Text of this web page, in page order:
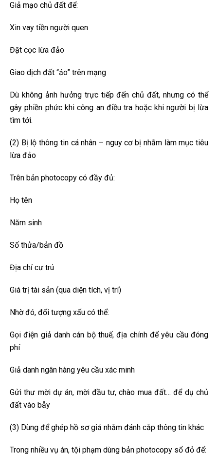
Giả mạo chủ đất để:
Xin vay tiền người quen
Đặt cọc lừa đảo
Giao dịch đất “ảo” trên mạng
Dù không ảnh hưởng trực tiếp đến chủ đất, nhưng có thể
gây phiền phức khi công an điều tra hoặc khi người bị lừa
tìm tới.
(2) Bị lộ thông tin cá nhân – nguy cơ bị nhắm làm mục tiêu
lừa đảo
Trên bản photocopy có đầy đủ:
Họ tên
Năm sinh
Số thửa/bản đồ
Địa chỉ cư trú
Giá trị tài sản (qua diện tích, vị trí)
Nhờ đó, đối tượng xấu có thể:
Gọi điện giả danh cán bộ thuế, địa chính để yêu cầu đóng
phí
Giả danh ngân hàng yêu cầu xác minh
Gửi thư mời dự án, mời đầu tư, chào mua đất… để dụ chủ
đất vào bẫy
(3) Dùng để ghép hồ sơ giả nhằm đánh cắp thông tin khác
Trong nhiều vụ án, tội phạm dùng bản photocopy sổ đỏ để: